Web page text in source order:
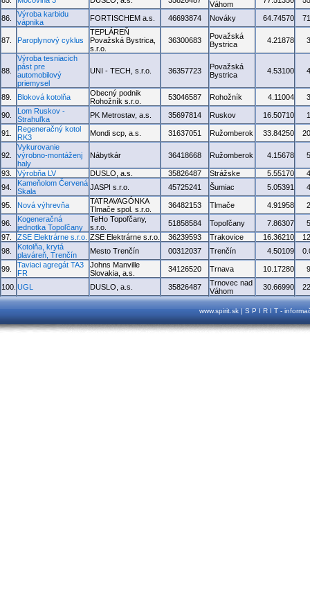
Váhom
86.
Výroba karbidu
vápnika
FORTISCHEM a.s. 46693874 Nováky 64.74570
87. Paroplynový cyklus
TEPLÁREŇ
Považská Bystrica,
s.r.o.
36300683
Považská
Bystrica
4.21878
88.
Výroba tesniacich
pást pre
automobilový
priemysel
UNI - TECH, s.r.o. 36357723
Považská
Bystrica
4.53100
89. Bloková kotolňa
Obecný podnik
Rohožník s.r.o.
53046587 Rohožník 4.11004
90.
Lom Ruskov -
Strahuľka
PK Metrostav, a.s. 35697814 Ruskov 16.50710
91.
Regeneračný kotol
RK3
Mondi scp, a.s. 31637051 Ružomberok 33.84250
92.
Vykurovanie
výrobno-montáženj
haly
Nábytkár 36418668 Ružomberok 4.15678
93. Výrobňa LV DUSLO, a.s. 35826487 Strážske 5.55170
94.
Kameňolom Červená
Skala
JASPI s.r.o. 45725241 Šumiac 5.05391
95. Nová výhrevňa
TATRAVAGÓNKA
Tlmače spol. s.r.o.
36482153 Tlmače 4.91958
96.
Kogeneračná
jednotka Topoľčany
TeHo Topoľčany,
s.r.o.
51858584 Topoľčany 7.86307
97.
ZSE Elektrárne s.r.o. ZSE Elektrárne s.r.o. 36239593 Trakovice 16.36210
98.
Kotolňa, krytá
plaváreň, Trenčín
Mesto Trenčín 00312037 Trenčín 4.50109
99.
Taviaci agregát TA3
FR
Johns Manville
Slovakia, a.s.
34126520 Trnava 10.17280
100. UGL DUSLO, a.s. 35826487
Trnovec nad
Váhom
30.66990
www.spirit.sk | S P I R I T -